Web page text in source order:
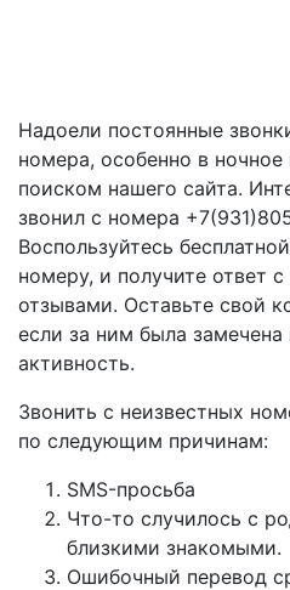
Надоели постоянные
номера, особенно в ночное
поиском нашего сайта.
звонил с номера
Воспользуйтесь
номеру, и получите ответ
отзывами. Оставьте свой
если за ним была замечена
активность.
Звонить с неизвестных
по следующим причинам:
SMS-просьба
Что-то случилось с
близкими знакомыми.
Ошибочный перевод